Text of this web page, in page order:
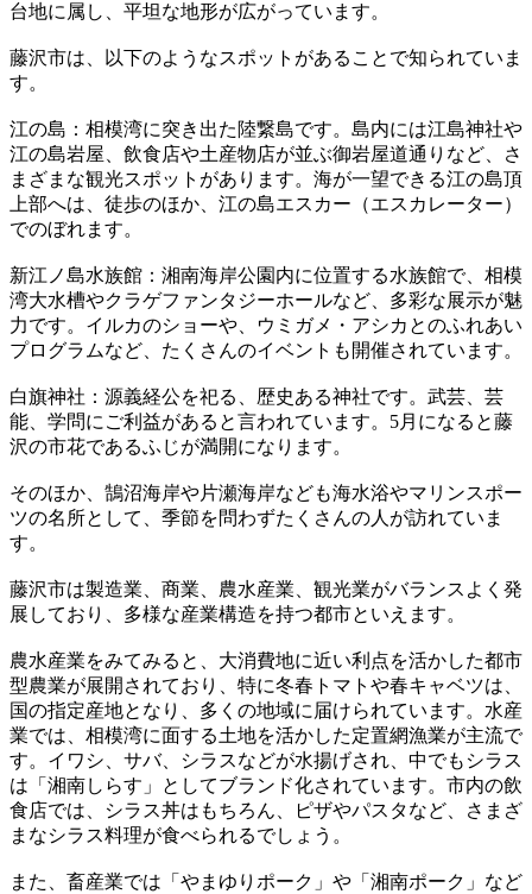
台地に属し、平坦な地形が広がっています。
藤沢市は、以下のようなスポットがあることで知られていま
す。
江の島：相模湾に突き出た陸繋島です。島内には江島神社や
江の島岩屋、飲食店や土産物店が並ぶ御岩屋道通りなど、さ
まざまな観光スポットがあります。海が一望できる江の島頂
上部へは、徒歩のほか、江の島エスカー（エスカレーター）
でのぼれます。
新江ノ島水族館：湘南海岸公園内に位置する水族館で、相模
湾大水槽やクラゲファンタジーホールなど、多彩な展示が魅
力です。イルカのショーや、ウミガメ・アシカとのふれあい
プログラムなど、たくさんのイベントも開催されています。
白旗神社：源義経公を祀る、歴史ある神社です。武芸、芸
能、学問にご利益があると言われています。5月になると藤
沢の市花であるふじが満開になります。
そのほか、鵠沼海岸や片瀬海岸なども海水浴やマリンスポー
ツの名所として、季節を問わずたくさんの人が訪れていま
す。
藤沢市は製造業、商業、農水産業、観光業がバランスよく発
展しており、多様な産業構造を持つ都市といえます。
農水産業をみてみると、大消費地に近い利点を活かした都市
型農業が展開されており、特に冬春トマトや春キャベツは、
国の指定産地となり、多くの地域に届けられています。水産
業では、相模湾に面する土地を活かした定置網漁業が主流で
す。イワシ、サバ、シラスなどが水揚げされ、中でもシラス
は「湘南しらす」としてブランド化されています。市内の飲
食店では、シラス丼はもちろん、ピザやパスタなど、さまざ
まなシラス料理が食べられるでしょう。
また、畜産業では「やまゆりポーク」や「湘南ポーク」など